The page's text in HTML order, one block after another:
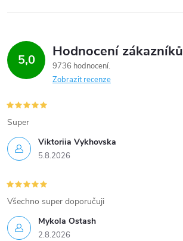
5,0 Hodnocení zákazníků
9736 hodnocení
Zobrazit recenze
Viktoriia Vykhovska
5.8.2026
Super
Mykola Ostash
2.8.2026
Všechno super doporučuji